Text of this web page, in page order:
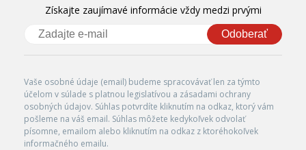
Získajte zaujímavé informácie vždy medzi prvými
Odoberať
Vaše osobné údaje (email) budeme spracovávať len za týmto
účelom v súlade s platnou legislatívou a zásadami ochrany
osobných údajov. Súhlas potvrdíte kliknutím na odkaz, ktorý vám
pošleme na váš email. Súhlas môžete kedykoľvek odvolať
písomne, emailom alebo kliknutím na odkaz z ktoréhokoľvek
informačného emailu.